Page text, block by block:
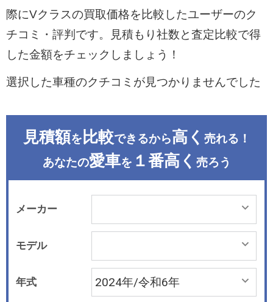
際にVクラスの買取価格を比較したユーザーのク
チコミ・評判です。見積もり社数と査定比較で得
した金額をチェックしましょう！
選択した車種のクチコミが見つかりませんでした
見積額を 比較できるから高く 売れる！
あなたの愛車を １番高く 売ろう
メーカー
モデル
年式